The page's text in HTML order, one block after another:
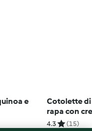
e
Cotolette
rapa con
patate
4.3 (15)